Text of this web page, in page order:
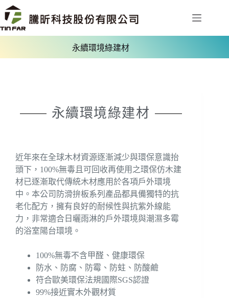
永續環境綠建材
永續環境綠建材
近年來在全球木材資源逐漸減少與環保意識抬
頭下，100%無毒且可回收再使用之環保仿木建
材已逐漸取代傳統木材應用於各項戶外環境
中。本公司防滑拚板系列產品都具備獨特的抗
老化配方，擁有良好的耐候性與抗紫外線能
力，非常適合日曬雨淋的戶外環境與潮濕多霉
的浴室陽台環境。
100%無毒不含甲醛、健康環保
防水、防腐、防霉、防蛀、防酸鹼
符合歐美環保法規國際SGS認證
99%接近實木外觀材質